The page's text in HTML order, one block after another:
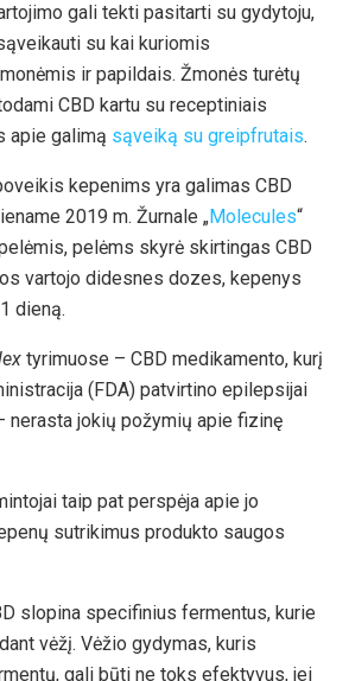
gali tekti pasitarti su gydytoju,
su kai kuriomis
ir papildais. Žmonės turėtų
CBD kartu su receptiniais
apie galimą sąveiką su greipfrutais.
kepenims yra galimas CBD
2019 m. Žurnale „Molecules“
pelėms skyrė skirtingas CBD
vartojo didesnes dozes, kepenys
dieną.
tyrimuose – CBD medikamento, kurį
(FDA) patvirtino epilepsijai
nerasta jokių požymių apie fizinę
taip pat perspėja apie jo
sutrikimus produkto saugos
slopina specifinius fermentus, kurie
vėžį. Vėžio gydymas, kuris
gali būti ne toks efektyvus, jei